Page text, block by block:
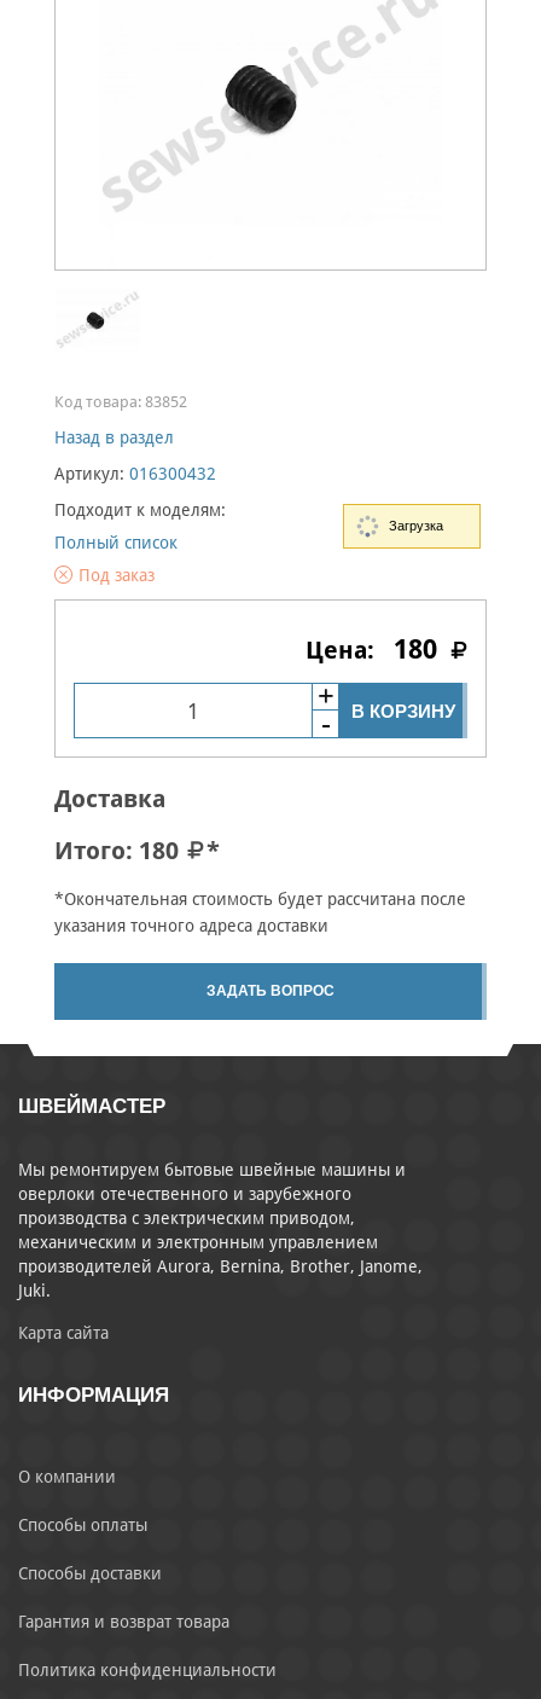
Код товара: 83852
Назад в раздел
Артикул: 016300432
Подходит к моделям:
Полный список
Под заказ
180
В КОРЗИНУ
Доставка
Итого: 180 *
*Окончательная стоимость будет рассчитана после
указания точного адреса доставки
ЗАДАТЬ ВОПРОС
ШВЕЙМАСТЕР
Мы ремонтируем бытовые швейные машины и
оверлоки отечественного и зарубежного
производства с электрическим приводом,
механическим и электронным управлением
производителей Aurora, Bernina, Brother, Janome,
Juki.
Карта сайта
ИНФОРМАЦИЯ
О компании
Способы оплаты
Способы доставки
Гарантия и возврат товара
Политика конфиденциальности
Загрузка